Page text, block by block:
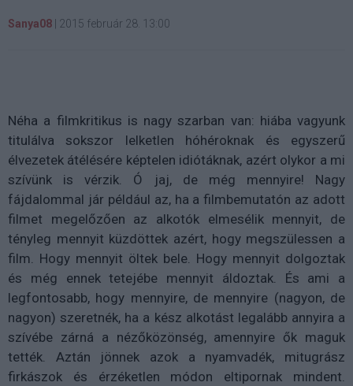
Sanya08 2015 február 28. 13:00
Néha a filmkritikus is nagy szarban van: hiába vagyunk
titulálva sokszor lelketlen hóhéroknak és egyszerű
élvezetek átélésére képtelen idiótáknak, azért olykor a mi
szívünk is vérzik. Ó jaj, de még mennyire! Nagy
fájdalommal jár például az, ha a filmbemutatón az adott
filmet megelőzően az alkotók elmesélik mennyit, de
tényleg mennyit küzdöttek azért, hogy megszülessen a
film. Hogy mennyit öltek bele. Hogy mennyit dolgoztak
és még ennek tetejébe mennyit áldoztak. És ami a
legfontosabb, hogy mennyire, de mennyire (nagyon, de
nagyon) szeretnék, ha a kész alkotást legalább annyira a
szívébe zárná a nézőközönség, amennyire ők maguk
tették. Aztán jönnek azok a nyamvadék, mitugrász
firkászok és érzéketlen módon eltipornak mindent.